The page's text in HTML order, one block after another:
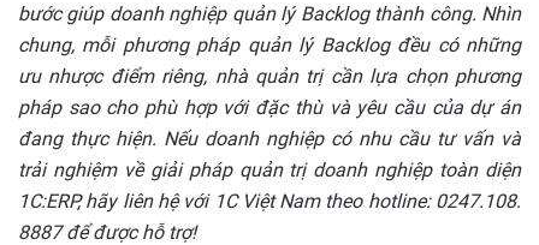
bước giúp doanh nghiệp quản lý Backlog thành công. Nhìn
chung, mỗi phương pháp quản lý Backlog đều có những
ưu nhược điểm riêng, nhà quản trị cần lựa chọn phương
pháp sao cho phù hợp với đặc thù và yêu cầu của dự án
đang thực hiện. Nếu doanh nghiệp có nhu cầu tư vấn và
trải nghiệm về giải pháp quản trị doanh nghiệp toàn diện
1C:ERP, hãy liên hệ với 1C Việt Nam theo hotline: 0247.108.
8887 để được hỗ trợ!